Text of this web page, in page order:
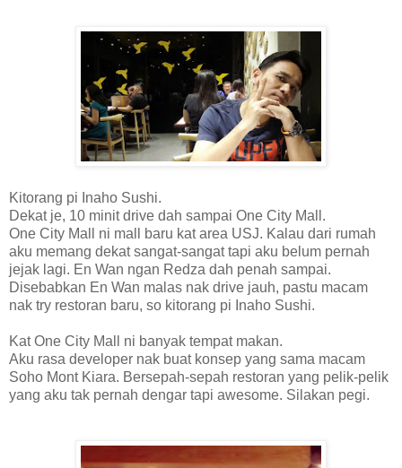
Kitorang pi Inaho Sushi.
Dekat je, 10 minit drive dah sampai One City Mall.
One City Mall ni mall baru kat area USJ. Kalau dari rumah
aku memang dekat sangat-sangat tapi aku belum pernah
jejak lagi. En Wan ngan Redza dah penah sampai.
Disebabkan En Wan malas nak drive jauh, pastu macam
nak try restoran baru, so kitorang pi Inaho Sushi.
Kat One City Mall ni banyak tempat makan.
Aku rasa developer nak buat konsep yang sama macam
Soho Mont Kiara. Bersepah-sepah restoran yang pelik-pelik
yang aku tak pernah dengar tapi awesome. Silakan pegi.